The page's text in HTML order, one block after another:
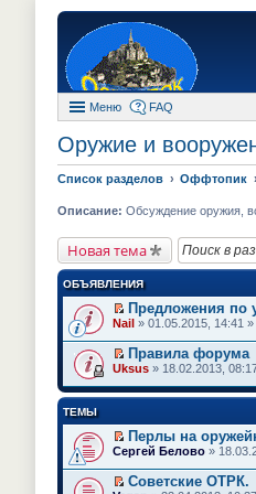
Меню FAQ
Оружие и
Список разделов Оффтопик
Описание: Обсуждение оружия,
Новая тема
ОБЪЯВЛЕНИЯ
П
р
е
й
т
и
п
е
р
о
м
Предложения по
Nail » 01.05.2015, 14:41
П
р
т
и
к
п
е
Правила форума
Uksus » 18.02.2013,
ТЕМЫ
П
е
р
е
Перлы на
Сергей Белово »
Советские ОТРК.